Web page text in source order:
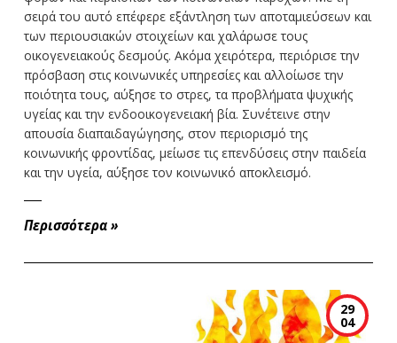
σειρά του αυτό επέφερε εξάντληση των αποταμιεύσεων και
των περιουσιακών στοιχείων και χαλάρωσε τους
οικογενειακούς δεσμούς. Ακόμα χειρότερα, περιόρισε την
πρόσβαση στις κοινωνικές υπηρεσίες και αλλοίωσε την
ποιότητα τους, αύξησε το στρες, τα προβλήματα ψυχικής
υγείας και την ενδοοικογενειακή βία. Συνέτεινε στην
απουσία διαπαιδαγώγησης, στον περιορισμό της
κοινωνικής φροντίδας, μείωσε τις επενδύσεις στην παιδεία
και την υγεία, αύξησε τον κοινωνικό αποκλεισμό.
Περισσότερα »
29
04